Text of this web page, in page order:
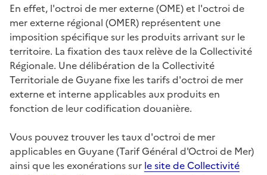
En effet, l'octroi de mer externe (OME) et l'octroi de
mer externe régional (OMER) représentent une
imposition spécifique sur les produits arrivant sur le
territoire. La fixation des taux relève de la Collectivité
Régionale. Une délibération de la Collectivité
Territoriale de Guyane fixe les tarifs d'octroi de mer
externe et interne applicables aux produits en
fonction de leur codification douanière.
Vous pouvez trouver les taux d'octroi de mer
applicables en Guyane (Tarif Général d'Octroi de Mer)
ainsi que les exonérations sur le site de Collectivité